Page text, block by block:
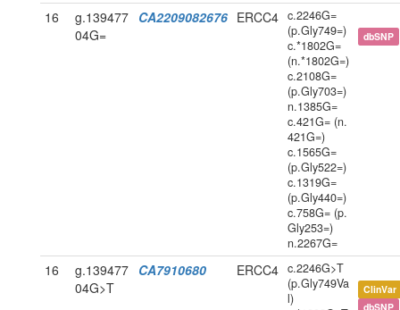
16
g.139477
04G=
CA2209082676 ERCC4 c.2246G=
(p.Gly749=)
c.*1802G=
(n.*1802G=)
c.2108G=
(p.Gly703=)
n.1385G=
c.421G= (n.
421G=)
c.1565G=
(p.Gly522=)
c.1319G=
(p.Gly440=)
c.758G= (p.
Gly253=)
n.2267G=
dbSNP
16
g.139477
04G>T
CA7910680 ERCC4 c.2246G>T
(p.Gly749Va
l)
ClinVar
dbSNP